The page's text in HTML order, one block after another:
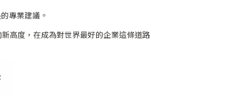
專業建議。
高度，在成為對世界最好的企業這條道路